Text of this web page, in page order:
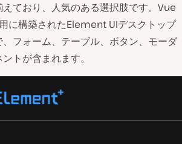
ており、人気のある選択肢です。Vue
に構築されたElement UIデスクトップ
フォーム、テーブル、ボタン、モーダ
トが含まれます。